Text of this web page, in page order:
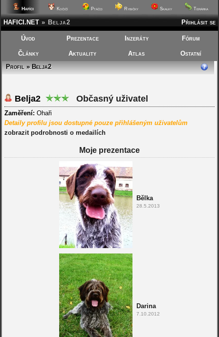
Hafíci Kočičí Ptáčci Rybičky Skalky Terárka
Přihlásit se
HAFICI.NET » Belja2
Úvod Prezentace Inzeráty Fórum
Články Aktuality Atlas
Ostatní
Profil » Belja2
Belja2 Občasný uživatel
Zaměření: Ohaři
Detaily profilu jsou dostupné pouze přihlášeným uživatelům
zobrazit podrobnosti o medailích
Moje prezentace
Bělka
28.5.2013
Darina
7.10.2012